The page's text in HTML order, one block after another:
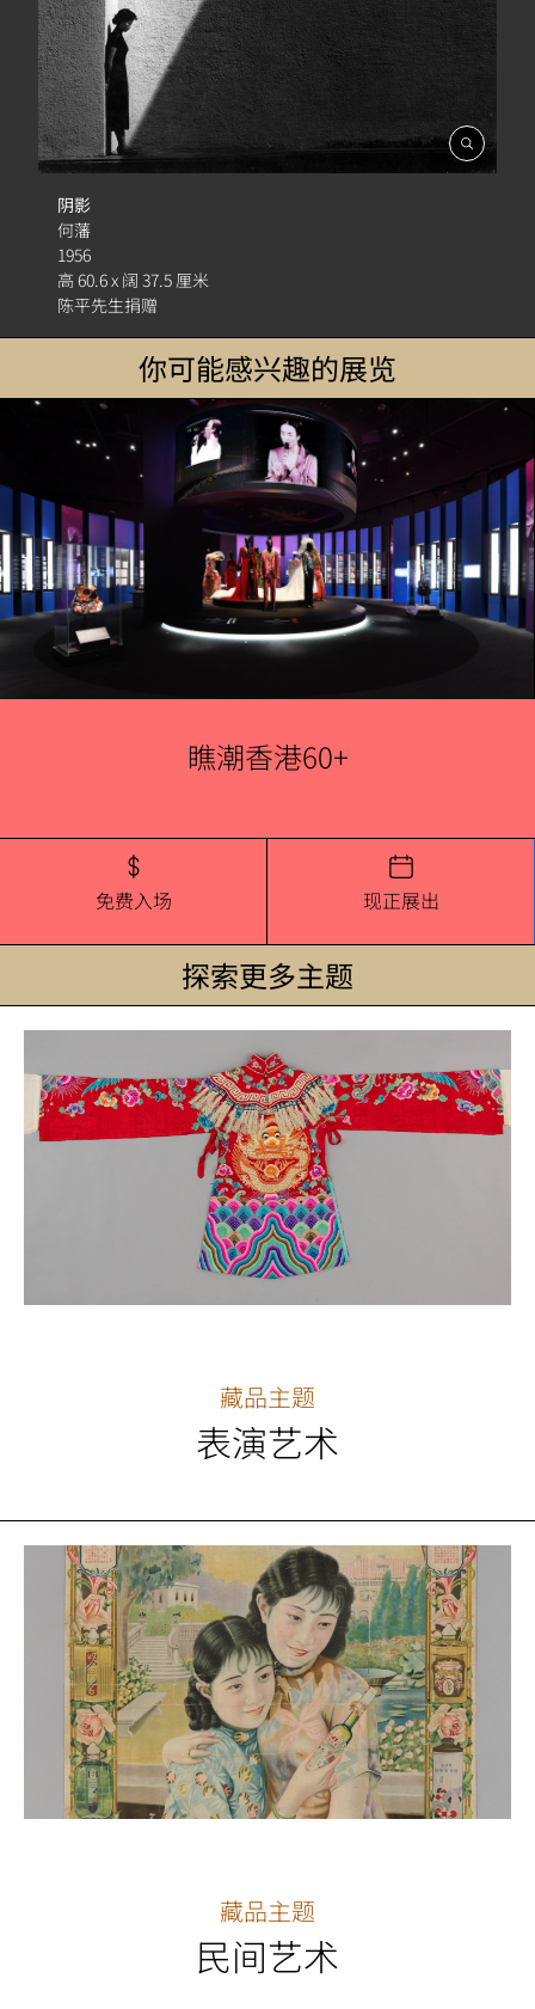
開
啟
阴影
何藩
1956
高 60.6 x 阔 37.5 厘米
陈平先生捐赠
你可能感兴趣的展览
瞧潮香港60+
免费入场 现正展出
探索更多主题
藏品主题
表演艺术
藏品主题
民间艺术